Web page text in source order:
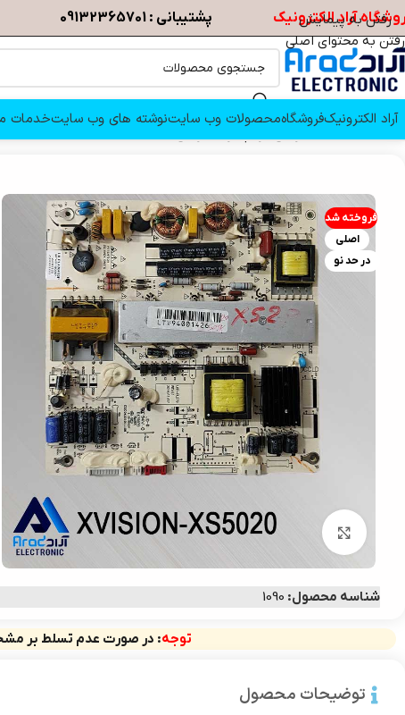
رفتن به پیمایش
رفتن به محتوای اصلی
آراد الکترونیک پشتیبانی : 09132365701
آراد الکترونیکفروشگاهمحصولات وب سایتنوشته های وب سایتخدمات
فروخته شد
اصلی
در حد نو
برای بزرگ‌نمایی کلیک کنید
شناسه محصول: 1090
توجه: در صورت عدم تسلط بر
توضیحات محصول